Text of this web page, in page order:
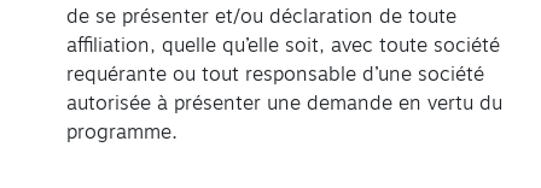
de se présenter et/ou déclaration de toute
affiliation, quelle qu’elle soit, avec toute société
requérante ou tout responsable d’une société
autorisée à présenter une demande en vertu du
programme.